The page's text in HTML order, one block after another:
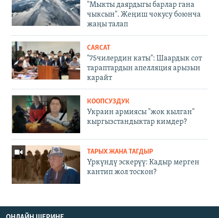
"Мыкты даярдыгы барлар гана
чыксын". Жеңиш чокусу боюнча
жаңы талап
САЯСАТ
"75чилердин каты": Шаардык сот
тараптардын апелляция арызын
карайт
КООПСУЗДУК
Украин армиясы "жок кылган"
кыргызстандыктар кимдер?
ТАРЫХ ЖАНА ТАГДЫР
Үркүндү эскерүү: Кадыр мерген
кантип жол тоскон?